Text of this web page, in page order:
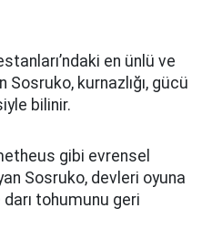
en ünlü ve
kurnazlığı, gücü
bilinir.
gibi evrensel
Sosruko, devleri oyuna
tohumunu geri